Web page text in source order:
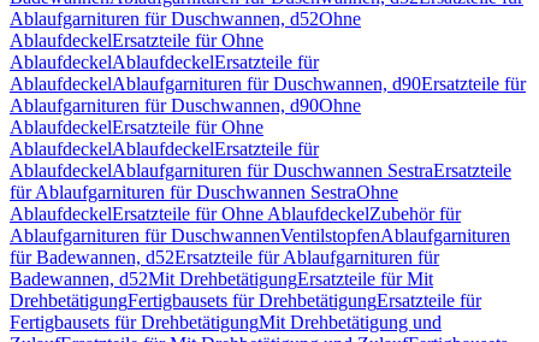
Ablaufgarnituren für Duschwannen, d52Ohne
AblaufdeckelErsatzteile für Ohne
AblaufdeckelAblaufdeckelErsatzteile für
AblaufdeckelAblaufgarnituren für Duschwannen, d90Ersatzteile für
Ablaufgarnituren für Duschwannen, d90Ohne
AblaufdeckelErsatzteile für Ohne
AblaufdeckelAblaufdeckelErsatzteile für
AblaufdeckelAblaufgarnituren für Duschwannen SestraErsatzteile
für Ablaufgarnituren für Duschwannen SestraOhne
AblaufdeckelErsatzteile für Ohne AblaufdeckelZubehör für
Ablaufgarnituren für DuschwannenVentilstopfenAblaufgarnituren
für Badewannen, d52Ersatzteile für Ablaufgarnituren für
Badewannen, d52Mit DrehbetätigungErsatzteile für Mit
DrehbetätigungFertigbausets für DrehbetätigungErsatzteile für
Fertigbausets für DrehbetätigungMit Drehbetätigung und